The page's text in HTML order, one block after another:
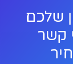
שלכם
קשר